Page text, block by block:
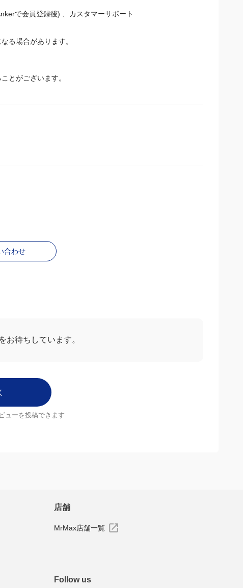
る場合があります。
とがございます。
合わせ
店舗
MrMax店舗一覧
Follow us